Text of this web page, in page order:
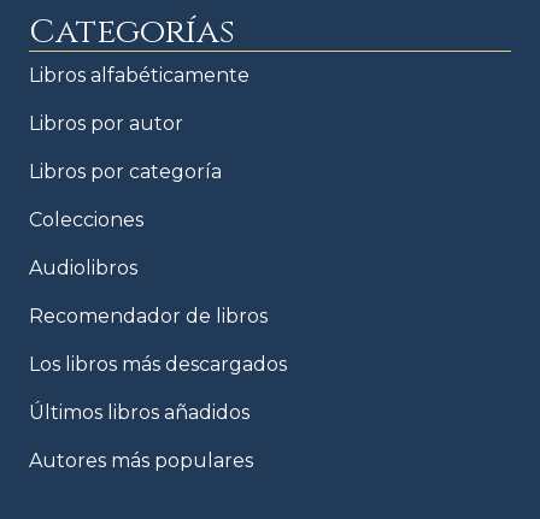
Categorías
Libros alfabéticamente
Libros por autor
Libros por categoría
Colecciones
Audiolibros
Recomendador de libros
Los libros más descargados
Últimos libros añadidos
Autores más populares